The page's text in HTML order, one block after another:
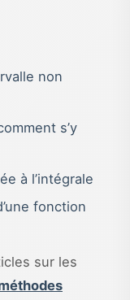
non
s’y
à l’intégrale
fonction
sur les